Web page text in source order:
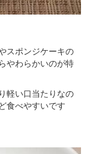
スポンジケーキの
やわらかいのが特
軽い口当たりなの
食べやすいです